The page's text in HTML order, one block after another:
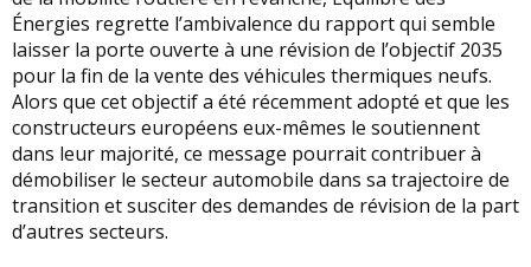
Énergies regrette l’ambivalence du rapport qui semble
laisser la porte ouverte à une révision de l’objectif 2035
pour la fin de la vente des véhicules thermiques neufs.
Alors que cet objectif a été récemment adopté et que les
constructeurs européens eux-mêmes le soutiennent
dans leur majorité, ce message pourrait contribuer à
démobiliser le secteur automobile dans sa trajectoire de
transition et susciter des demandes de révision de la part
d’autres secteurs.